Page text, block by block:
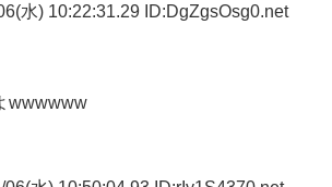
水) 10:22:31.29 ID:DgZgsOsg0.net
wwwwww